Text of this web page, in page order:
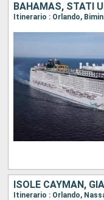
BAHAMAS, STATI
Itinerario : Orlando,
ISOLE CAYMAN,
Itinerario : Orlando,